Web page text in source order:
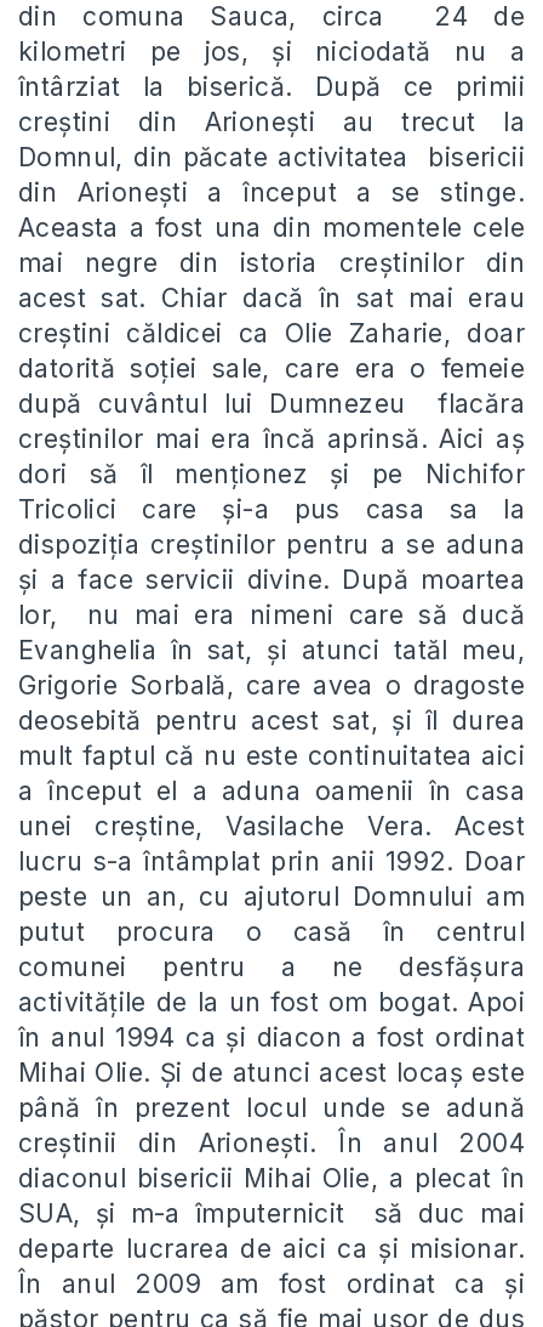
din comuna Sauca, circa 24 de
kilometri pe jos, şi niciodată nu a
întârziat la biserică. După ce primii
creştini din Arioneşti au trecut la
Domnul, din păcate activitatea bisericii
din Arioneşti a început a se stinge.
Aceasta a fost una din momentele cele
mai negre din istoria creştinilor din
acest sat. Chiar dacă în sat mai erau
creştini căldicei ca Olie Zaharie, doar
datorită soţiei sale, care era o femeie
după cuvântul lui Dumnezeu flacăra
creştinilor mai era încă aprinsă. Aici aş
dori să îl menţionez şi pe Nichifor
Tricolici care şi-a pus casa sa la
dispoziţia creştinilor pentru a se aduna
şi a face servicii divine. După moartea
lor, nu mai era nimeni care să ducă
Evanghelia în sat, şi atunci tatăl meu,
Grigorie Sorbală, care avea o dragoste
deosebită pentru acest sat, şi îl durea
mult faptul că nu este continuitatea aici
a început el a aduna oamenii în casa
unei creştine, Vasilache Vera. Acest
lucru s-a întâmplat prin anii 1992. Doar
peste un an, cu ajutorul Domnului am
putut procura o casă în centrul
comunei pentru a ne desfăşura
activităţile de la un fost om bogat. Apoi
în anul 1994 ca şi diacon a fost ordinat
Mihai Olie. Şi de atunci acest locaş este
până în prezent locul unde se adună
creştinii din Arioneşti. În anul 2004
diaconul bisericii Mihai Olie, a plecat în
SUA, şi m-a împuternicit să duc mai
departe lucrarea de aici ca şi misionar.
În anul 2009 am fost ordinat ca şi
păstor pentru ca să fie mai uşor de dus